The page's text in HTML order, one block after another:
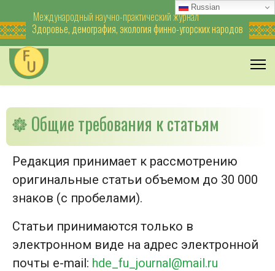
Международный научно-практический журнал
Здоровье, демография, экология финно-угорских народов
Russian
Общие требования к статьям
Редакция принимает к рассмотрению
оригинальные статьи объемом до 30 000
знаков (с пробелами).
Статьи принимаются только в
электронном виде на адрес электронной
почты e-mail: hde_fu_journal@mail.ru